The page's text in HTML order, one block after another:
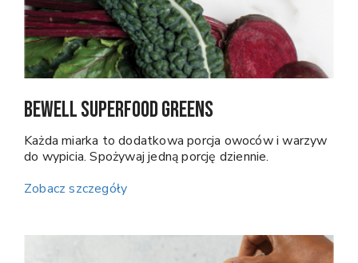
BeWell Superfood Greens
Każda miarka to dodatkowa porcja owoców i warzyw
do wypicia. Spożywaj jedną porcję dziennie.
Zobacz szczegóły